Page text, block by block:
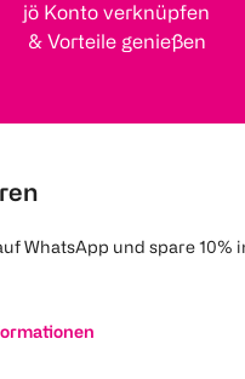
jö Konto verknüpfen
& Vorteile genießen
WhatsApp und spare 10%